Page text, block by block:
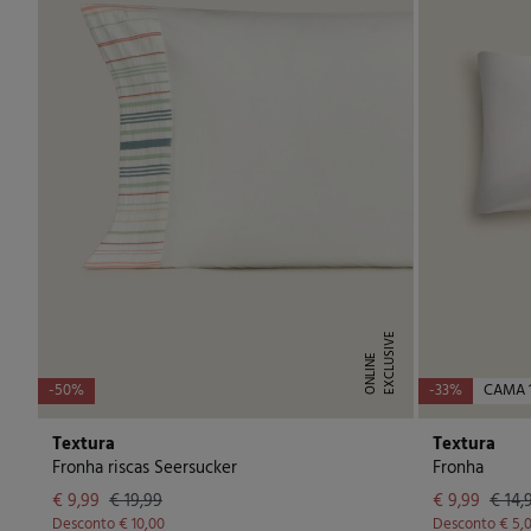
-50% E
X
C
L
U
S I
V
E
O
N
L
I
N
E
Textura
Fronha riscas Seersucker
€ 9,99 € 19,99
Desconto€ 10,00
-33% CAMA
Textura
Fronha
€ 9,99 €
Desconto€